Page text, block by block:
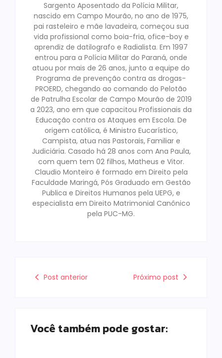
Sargento Aposentado da Polícia Militar,
nascido em Campo Mourão, no ano de 1975,
pai rasteleiro e mãe lavadeira, começou sua
vida profissional como boia-fria, ofice-boy e
aprendiz de datilografo e Radialista. Em 1997
entrou para a Polícia Militar do Paraná, onde
atuou por mais de 26 anos, junto a equipe do
Programa de prevenção contra as drogas-
PROERD, chegando ao comando do Pelotão
de Patrulha Escolar de Campo Mourão de 2019
a 2023, ano em que capacitou Profissionais da
Educação contra os Ataques em Escola. De
origem católica, é Ministro Eucarístico,
Campista, atua nas Pastorais, Familiar e
Judiciária. Casado há 28 anos com Ana Paula,
com quem tem 02 filhos, Matheus e Vitor.
Claudio Monteiro é formado em Direito pela
Faculdade Maringá, Pós Graduado em Gestão
Publica e Direitos Humanos pela UEPG, e
especialista em Direito Matrimonial Canônico
pela PUC-MG.
Post anterior Próximo post
Você também pode gostar: